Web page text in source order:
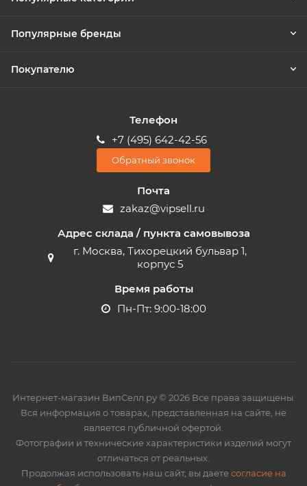
Популярные бренды
Покупателю
Телефон
+7 (495) 642-42-56
Обратный звонок
Почта
zakaz@vipsell.ru
Адрес склада / пункта самовывоза
г. Москва, Тихорецкий бульвар 1,
корпус 5
Время работы
Пн-Пт: 9:00-18:00
Интернет-магазин ВипСелл.ру © 2026 Все права защищены.
Вся информация о товарах, представленная на сайте, не
является публичной офертой.
Фотографии и технические характеристики изделий могут
отличаться от реальных.
Продолжая использовать наш сайт, вы даетесогласие на